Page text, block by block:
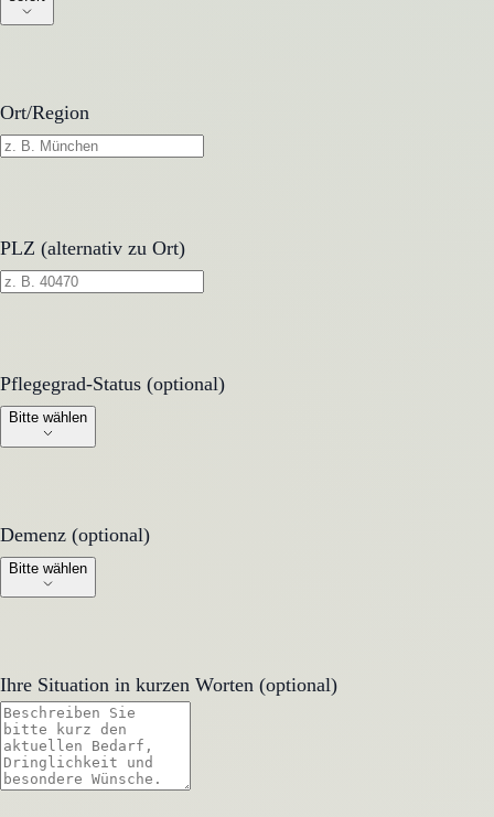
Ort/Region
PLZ (alternativ zu Ort)
Pflegegrad-Status (optional)
Pflegegrad-Status (optional)
Bitte wählen
Demenz (optional)
Demenz (optional)
Bitte wählen
Ihre Situation in kurzen Worten (optional)